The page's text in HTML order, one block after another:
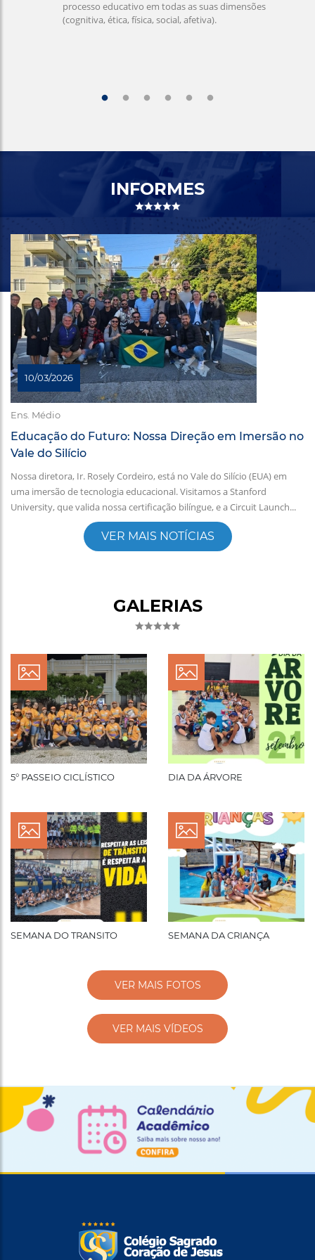
processo educativo em todas as suas dimensões
(cognitiva, ética, física, social, afetiva).
INFORMES
10/03/2026
Ens. Médio
Educação do Futuro: Nossa Direção em Imersão no
Vale do Silício
Nossa diretora, Ir. Rosely Cordeiro, está no Vale do Silício (EUA) em
uma imersão de tecnologia educacional. Visitamos a Stanford
University, que valida nossa certificação bilíngue, e a Circuit Launch...
VER MAIS NOTÍCIAS
GALERIAS
5° PASSEIO CICLÍSTICO DIA DA ÁRVORE
SEMANA DO TRANSITO SEMANA DA CRIANÇA
VER MAIS FOTOS
VER MAIS VÍDEOS